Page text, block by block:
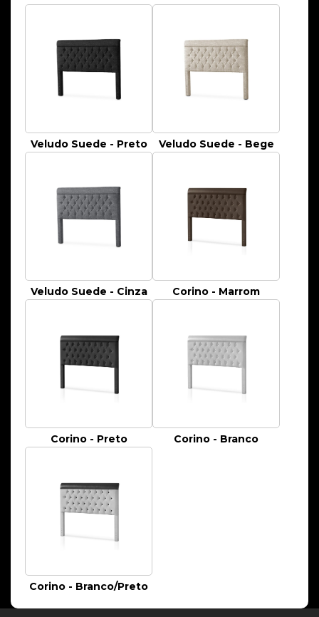
Veludo Suede - Preto Veludo Suede - Bege
Veludo Suede - Cinza Corino - Marrom
Corino - Preto Corino - Branco
Corino - Branco/Preto